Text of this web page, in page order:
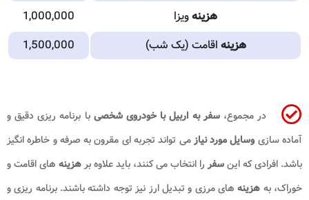
هزینهویزا
1,000,000
هزینه اقامت (یک شب) 1,500,000
در مجموع،سفر به اربیل با خودروی شخصی با برنامه ریزی دقیق و
آماده سازی وسایل مورد نیازمی تواند تجربه ای مقرون به صرفه و خاطره انگیز
باشد. افرادی که اینسفررا انتخاب می کنند، باید علاوه برهزینه های اقامت و
خوراک، به هزینههای مرزی و تبدیل ارز نیز توجه داشته باشند. برنامه ریزی و